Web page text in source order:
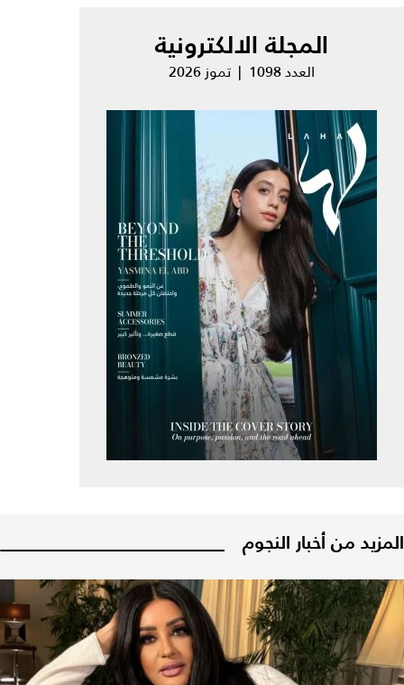
المجلة الالكترونية
العدد 1098 | تموز 2026
المزيد من أخبار النجوم